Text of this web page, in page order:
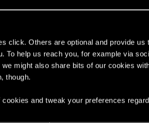
click. Others are optional and provide
To help us reach you, for example via
might also share bits of our cookies
though.
and tweak your preferences
pytań:
będzie nadal działało?
ale pamiętaj, że musisz posiadać tę
aby skorzystać z możliwości
DLC. Analogicznie, nie możesz
grę.